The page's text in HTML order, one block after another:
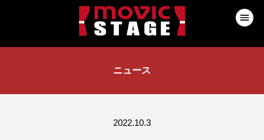
ニュース
2022.10.3